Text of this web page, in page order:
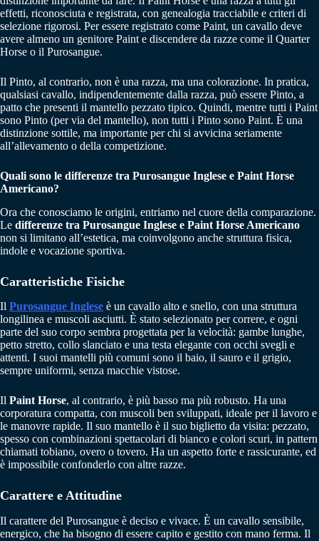
effetti, riconosciuta e registrata, con genealogia tracciabile e criteri di
selezione rigorosi. Per essere registrato come Paint, un cavallo deve
avere almeno un genitore Paint e discendere da razze come il Quarter
Horse o il Purosangue.
Il Pinto, al contrario, non è una razza, ma una colorazione. In pratica,
qualsiasi cavallo, indipendentemente dalla razza, può essere Pinto, a
patto che presenti il mantello pezzato tipico. Quindi, mentre tutti i Paint
sono Pinto (per via del mantello), non tutti i Pinto sono Paint. È una
distinzione sottile, ma importante per chi si avvicina seriamente
all’allevamento o della competizione.
Quali sono le differenze tra Purosangue Inglese e Paint Horse
Americano?
Ora che conosciamo le origini, entriamo nel cuore della comparazione.
Le differenze tra Purosangue Inglese e Paint Horse Americano
non si limitano all’estetica, ma coinvolgono anche struttura fisica,
indole e vocazione sportiva.
Caratteristiche Fisiche
Il Purosangue Inglese è un cavallo alto e snello, con una struttura
longilinea e muscoli asciutti. È stato selezionato per correre, e ogni
parte del suo corpo sembra progettata per la velocità: gambe lunghe,
petto stretto, collo slanciato e una testa elegante con occhi svegli e
attenti. I suoi mantelli più comuni sono il baio, il sauro e il grigio,
sempre uniformi, senza macchie vistose.
Il Paint Horse, al contrario, è più basso ma più robusto. Ha una
corporatura compatta, con muscoli ben sviluppati, ideale per il lavoro e
le manovre rapide. Il suo mantello è il suo biglietto da visita: pezzato,
spesso con combinazioni spettacolari di bianco e colori scuri, in pattern
chiamati tobiano, overo o tovero. Ha un aspetto forte e rassicurante, ed
è impossibile confonderlo con altre razze.
Carattere e Attitudine
Il carattere del Purosangue è deciso e vivace. È un cavallo sensibile,
energico, che ha bisogno di essere capito e gestito con mano ferma. Il